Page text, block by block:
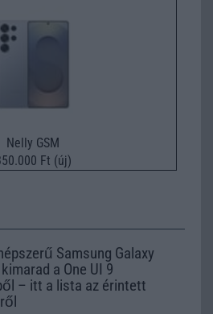
Nelly GSM
Ft (új)
Samsung Galaxy
a One UI 9
– itt a lista az érintett